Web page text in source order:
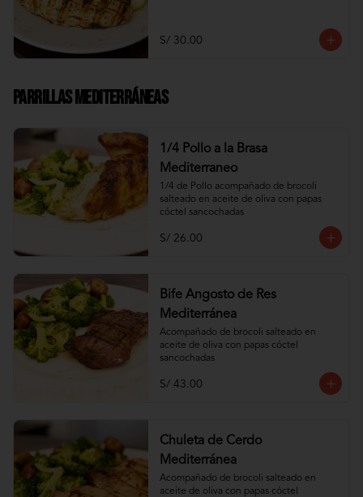
S/ 30.00
Parrillas Mediterráneas
1/4 Pollo a la Brasa
Mediterraneo
1/4 de Pollo acompañado de brocoli
salteado en aceite de oliva con papas
cóctel sancochadas
S/ 26.00
Bife Angosto de Res
Mediterránea
Acompañado de brocoli salteado en
aceite de oliva con papas cóctel
sancochadas
S/ 43.00
Chuleta de Cerdo
Mediterránea
Acompañado de brocoli salteado en
aceite de oliva con papas cóctel